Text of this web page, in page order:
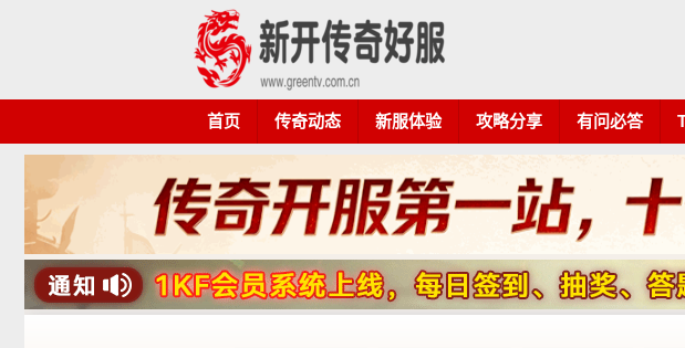
首页 传奇动态 新服体验 攻略分享 有问必答